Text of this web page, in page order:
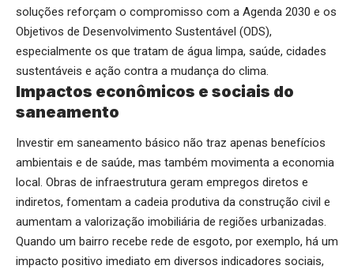
soluções reforçam o compromisso com a Agenda 2030 e os
Objetivos de Desenvolvimento Sustentável (ODS),
especialmente os que tratam de água limpa, saúde, cidades
sustentáveis e ação contra a mudança do clima.
Impactos econômicos e sociais do
saneamento
Investir em saneamento básico não traz apenas benefícios
ambientais e de saúde, mas também movimenta a economia
local. Obras de infraestrutura geram empregos diretos e
indiretos, fomentam a cadeia produtiva da construção civil e
aumentam a valorização imobiliária de regiões urbanizadas.
Quando um bairro recebe rede de esgoto, por exemplo, há um
impacto positivo imediato em diversos indicadores sociais,